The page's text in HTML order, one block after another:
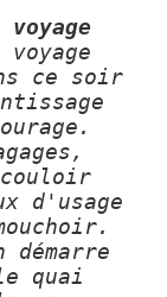
ce soir
d'usage
quai